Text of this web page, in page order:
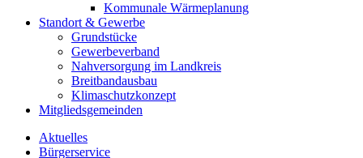
Kommunale Wärmeplanung
Standort & Gewerbe
Grundstücke
Gewerbeverband
Nahversorgung im Landkreis
Breitbandausbau
Klimaschutzkonzept
Mitgliedsgemeinden
Aktuelles
Bürgerservice